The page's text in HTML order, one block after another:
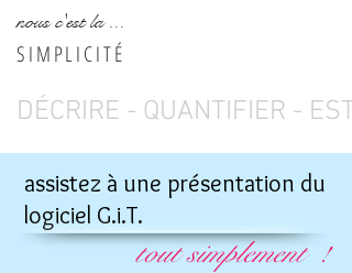
nous c'est la ...
SIMPLICITÉ
DÉCRIRE - QUANTIFIER -
assistez à une présentation du
logiciel G.i.T.
tout simplement !